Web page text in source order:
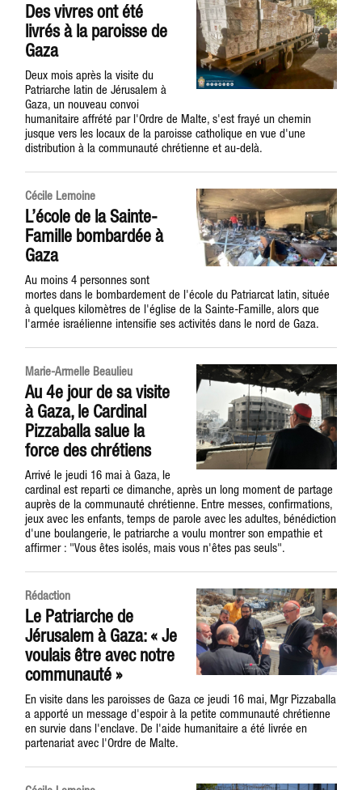
Des vivres ont été
livrés à la paroisse de
Gaza
Deux mois après la visite du
Patriarche latin de Jérusalem à
Gaza, un nouveau convoi
humanitaire affrété par l'Ordre de Malte, s'est frayé un chemin
jusque vers les locaux de la paroisse catholique en vue d'une
distribution à la communauté chrétienne et au-delà.
Cécile Lemoine
L’école de la Sainte-
Famille bombardée à
Gaza
Au moins 4 personnes sont
mortes dans le bombardement de l'école du Patriarcat latin, située
à quelques kilomètres de l'église de la Sainte-Famille, alors que
l'armée israélienne intensifie ses activités dans le nord de Gaza.
Marie-Armelle Beaulieu
Au 4e jour de sa visite
à Gaza, le Cardinal
Pizzaballa salue la
force des chrétiens
Arrivé le jeudi 16 mai à Gaza, le
cardinal est reparti ce dimanche, après un long moment de partage
auprès de la communauté chrétienne. Entre messes, confirmations,
jeux avec les enfants, temps de parole avec les adultes, bénédiction
d'une boulangerie, le patriarche a voulu montrer son empathie et
affirmer : "Vous êtes isolés, mais vous n'êtes pas seuls".
Rédaction
Le Patriarche de
Jérusalem à Gaza: « Je
voulais être avec notre
communauté »
En visite dans les paroisses de Gaza ce jeudi 16 mai, Mgr Pizzaballa
a apporté un message d'espoir à la petite communauté chrétienne
en survie dans l'enclave. De l'aide humanitaire a été livrée en
partenariat avec l'Ordre de Malte.